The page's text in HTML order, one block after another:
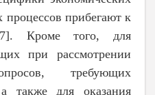
прибегают к
Кроме того, для
при рассмотрении
требующих
также для оказания